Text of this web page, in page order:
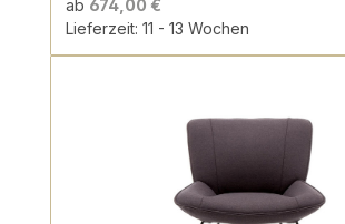
ab 674,00 €
Lieferzeit: 11 - 13 Wochen